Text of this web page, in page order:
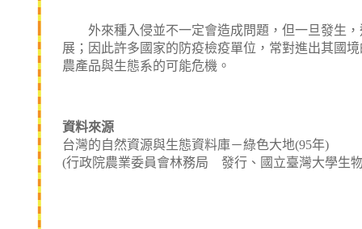
外來種入侵並不一定會造成問題，但一旦發生，
展；因此許多國家的防疫檢疫單位，常對進出其國
農產品與生態系的可能危機。
資料來源
台灣的自然資源與生態資料庫－綠色大地(95年)
(行政院農業委員會林務局 發行、國立臺灣大學生